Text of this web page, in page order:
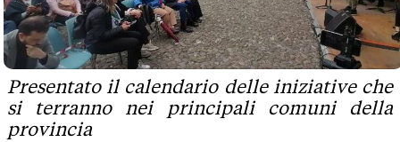
Presentato il calendario delle iniziative che
si terranno nei principali comuni della
provincia